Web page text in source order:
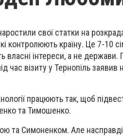
свої статки на
контролюють країну. Це 7-10
інтереси, а не держави.
час візиту у Тернопіль заявив
працюють так, щоб
та Тимошенко.
та Симоненком. Але насправді